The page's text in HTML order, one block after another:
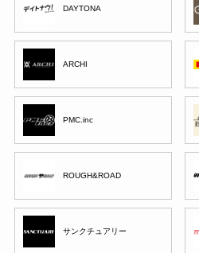
DAYTONA
ARCHI
PMC.inc
ROUGH&ROAD
サンクチュアリー